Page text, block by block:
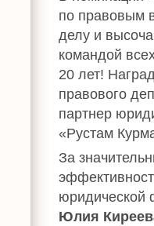
по правовым
делу и
командой
20 лет!
правового
партнер
«Рустам
За
юридической
Юлия